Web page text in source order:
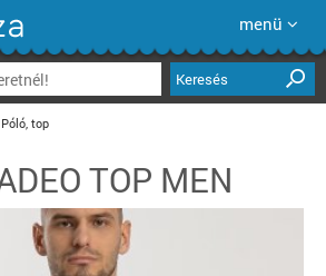
menü
Keresés
Póló, top
TOP MEN